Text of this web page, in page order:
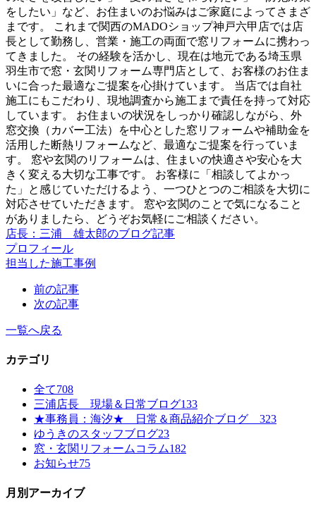
をしたい」など、お住まいのお悩みはご家庭によってさまざ
まです。 これまで関西のMADOショップ神戸六甲店では店
長として勤務し、営業・施工の両面で窓リフォームに携わっ
てきました。 その経験を活かし、現在は地元である埼玉県
羽生市で窓・玄関リフォーム専門店として、お客様のお住ま
いに合った最適なご提案を心掛けています。 当店では自社
施工にもこだわり、現地調査から施工まで責任を持って対応
しています。 お住まいの状況をしっかり確認しながら、外
窓交換（カバー工法）を中心とした窓リフォームや補助金を
活用した断熱リフォームなど、最適なご提案を行っていま
す。 窓や玄関のリフォームは、住まいの快適さや安心を大
きく変える大切な工事です。 お客様に「相談してよかっ
た」と感じていただけるよう、一つひとつのご相談を大切に
対応させていただきます。 窓や玄関のことで気になること
がありましたら、どうぞお気軽にご相談ください。
店長：三浦 雄太郎のブログ記事
プロフィール
担当した施工事例
前の記事
次の記事
一覧へ戻る
カテゴリ
全て708
三浦店長 現場＆日常ブログ133
★事務員：海汐★ 日常＆商品紹介ブログ 323
ゆうきのスタッフブログ23
窓・玄関リフォームコラム182
お知らせ75
月別アーカイブ